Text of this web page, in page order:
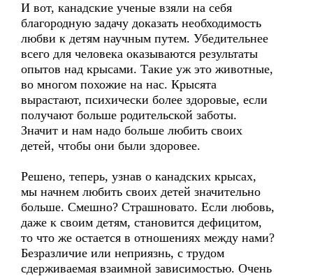
И вот, канадские ученые взяли на себя
благородную задачу доказать необходимость
любви к детям научным путем. Убедительнее
всего для человека оказываются результаты
опытов над крысами. Такие уж это животные,
во многом похожие на нас. Крысята
вырастают, психически более здоровые, если
получают больше родительской заботы.
Значит и нам надо больше любить своих
детей, чтобы они были здоровее.
Решено, теперь, узнав о канадских крысах,
мы начнем любить своих детей значительно
больше. Смешно? Страшновато. Если любовь,
даже к своим детям, становится дефицитом,
то что же остается в отношениях между нами?
Безразличие или неприязнь, с трудом
сдерживаемая взаимной зависимостью. Очень